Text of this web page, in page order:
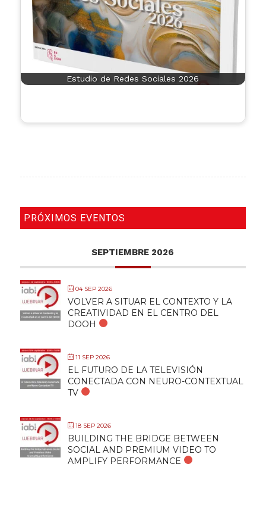
Estudio de Redes Sociales 2026
PRÓXIMOS EVENTOS
SEPTIEMBRE 2026
04 SEP 2026
VOLVER A SITUAR EL CONTEXTO Y LA
CREATIVIDAD EN EL CENTRO DEL
DOOH
11 SEP 2026
EL FUTURO DE LA TELEVISIÓN
CONECTADA CON NEURO-CONTEXTUAL
TV
18 SEP 2026
BUILDING THE BRIDGE BETWEEN
SOCIAL AND PREMIUM VIDEO TO
AMPLIFY PERFORMANCE